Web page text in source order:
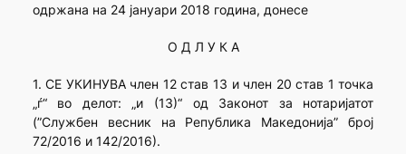
одржана на 24 јануари 2018 година, донесе
О Д Л У К А
1. СЕ УКИНУВА член 12 став 13 и член 20 став 1 точка
„ѓ“ во делот: „и (13)“ од Законот за нотаријатот
(”Службен весник на Република Македонија” број
72/2016 и 142/2016).